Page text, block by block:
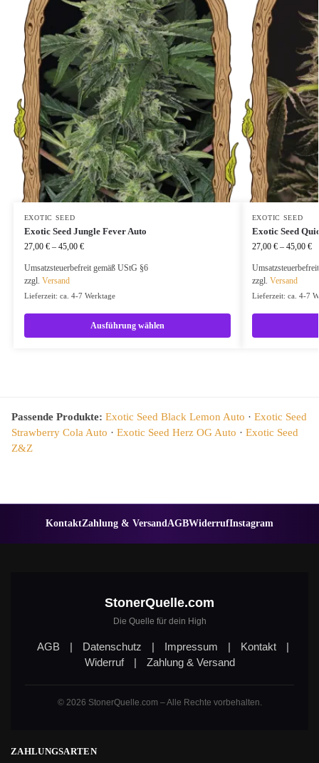
EXOTIC SEED
Exotic Seed Jungle Fever Auto
27,00 € – 45,00 €
Umsatzsteuerbefreit gemäß UStG §6
zzgl. Versand
Lieferzeit: ca. 4-7 Werktage
Ausführung wählen
EXOTIC SEED
Exotic Seed
27,00 € – 45,00 €
zzgl. Versand
Lieferzeit: ca. 4-7
Passende Produkte: Exotic Seed Black Lemon Auto · Exotic Seed
Strawberry Cola Auto · Exotic Seed Herz OG Auto · Exotic Seed
Z&Z
KontaktZahlung & VersandAGBWiderrufInstagram
StonerQuelle.com
Die Quelle für dein High
AGB | Datenschutz | Impressum | Kontakt
|
Widerruf
| Zahlung & Versand
© 2026 StonerQuelle.com – Alle Rechte vorbehalten.
ZAHLUNGSARTEN